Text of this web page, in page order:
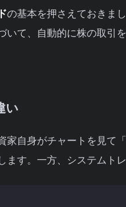
の基本を押さえておきま
いて、自動的に株の取引
い
家自身がチャートを見て
ます。一方、システムト